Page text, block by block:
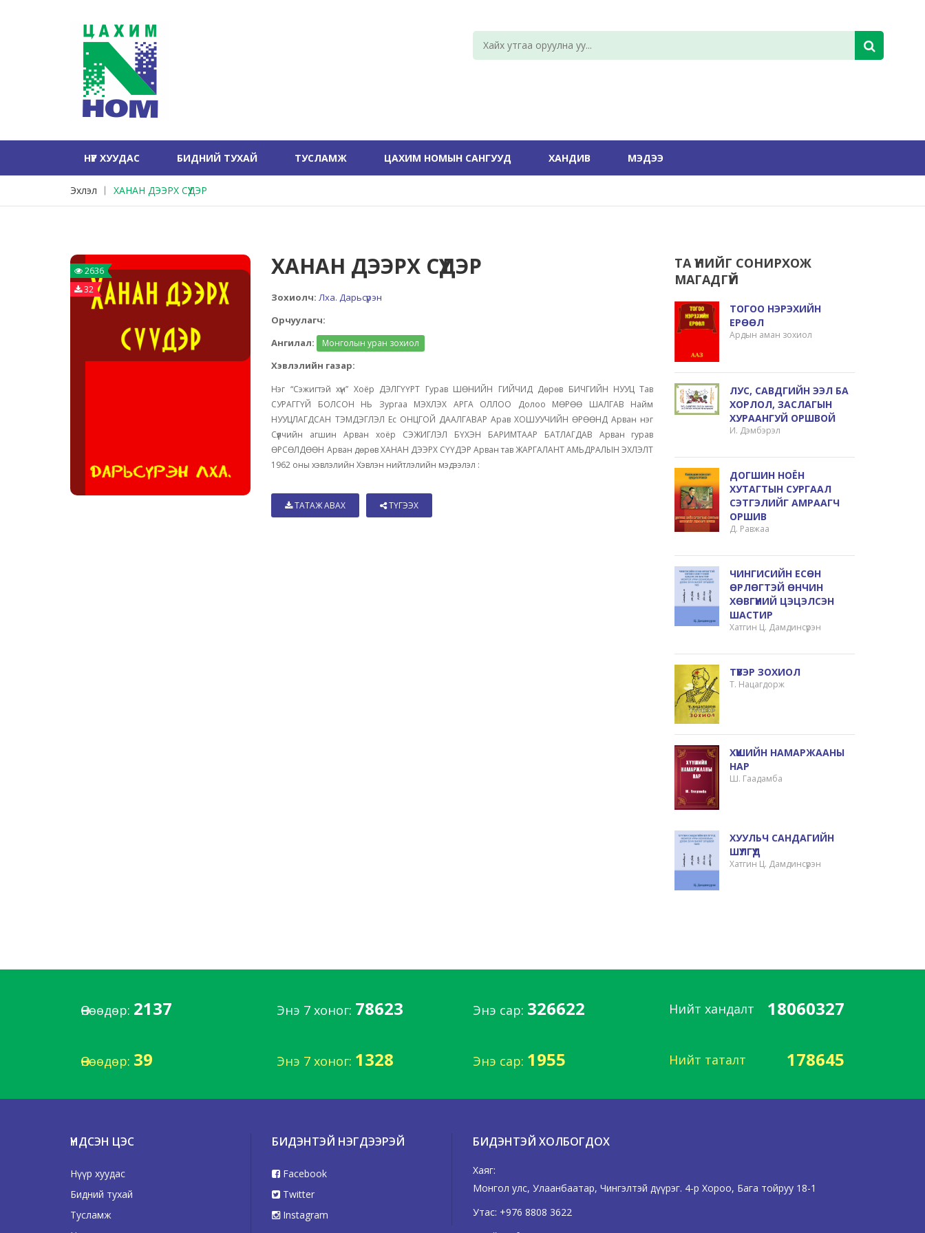
НҮҮР ХУУДАС БИДНИЙ ТУХАЙ ТУСЛАМЖ ЦАХИМ НОМЫН САНГУУД ХАНДИВ МЭДЭЭ
Эхлэл ХАНАН ДЭЭРХ СҮҮДЭР
2636
32
ХАНАН ДЭЭРХ СҮҮДЭР
Зохиолч: Лха. Дарьсүрэн
Орчуулагч:
Ангилал:
Монголын уран зохиол
Хэвлэлийн газар:
Нэг “Сэжигтэй хүн” Хоёр ДЭЛГҮҮРТ Гурав ШӨНИЙН ГИЙЧИД Дөрөв БИЧГИЙН НУУЦ Тав
СУРАГГҮЙ БОЛСОН НЬ Зургаа МЭХЛЭХ АРГА ОЛЛОО Долоо МӨРӨӨ ШАЛГАВ Найм
НУУЦЛАГДСАН ТЭМДЭГЛЭЛ Ес ОНЦГОЙ ДААЛГАВАР Арав ХОШУУЧИЙН ӨРӨӨНД Арван нэг
Сүүлчийн агшин Арван хоёр СЭЖИГЛЭЛ БҮХЭН БАРИМТААР БАТЛАГДАВ Арван гурав
ӨРСӨЛДӨӨН Арван дөрөв ХАНАН ДЭЭРХ СҮҮДЭР Арван тав ЖАРГАЛАНТ АМЬДРАЛЫН ЭХЛЭЛТ
1962 оны хэвлэлийн Хэвлэн нийтлэлийн мэдээлэл :
ТАТАЖ АВАХ ТҮГЭЭХ
ТА ҮҮНИЙГ СОНИРХОЖ
МАГАДГҮЙ
ТОГОО НЭРЭХИЙН
ЕРӨӨЛ
Ардын аман зохиол
ЛУС, САВДГИЙН ЭЭЛ БА
ХОРЛОЛ, ЗАСЛАГЫН
ХУРААНГУЙ ОРШВОЙ
И. Дэмбэрэл
ДОГШИН НОЁН
ХУТАГТЫН СУРГААЛ
СЭТГЭЛИЙГ АМРААГЧ
ОРШИВ
Д. Равжаа
ЧИНГИСИЙН ЕСӨН
ӨРЛӨГТЭЙ ӨНЧИН
ХӨВГҮҮНИЙ ЦЭЦЭЛСЭН
ШАСТИР
Хатгин Ц. Дамдинсүрэн
ТҮҮВЭР ЗОХИОЛ
Т. Нацагдорж
ХҮҮШИЙН НАМАРЖААНЫ
НАР
Ш. Гаадамба
ХУУЛЬЧ САНДАГИЙН
ШҮЛГҮҮД
Хатгин Ц. Дамдинсүрэн
Өнөөдөр: 2137 Энэ 7 хоног: 78623 Энэ сар: 326622 Нийт хандалт 18060327
Өнөөдөр: 39 Энэ 7 хоног: 1328 Энэ сар: 1955 Нийт таталт 178645
ҮНДСЭН ЦЭС
Нүүр хуудас
Бидний тухай
Тусламж
БИДЭНТЭЙ НЭГДЭЭРЭЙ
Facebook
Twitter
Instagram
БИДЭНТЭЙ ХОЛБОГДОХ
Хаяг:
Монгол улс, Улаанбаатар, Чингэлтэй дүүрэг. 4-р Хороо, Бага тойруу 18-1
Утас: +976 8808 3622